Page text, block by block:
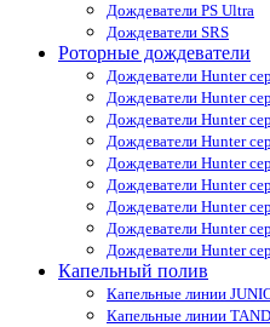
Дождеватели PS Ultra
Дождеватели SRS
Роторные дождеватели
Дождеватели Hunter
Дождеватели Hunter
Дождеватели Hunter
Дождеватели Hunter
Дождеватели Hunter
Дождеватели Hunter
Дождеватели Hunter
Дождеватели Hunter
Дождеватели Hunter
Капельный полив
Капельные линии
Капельные линии